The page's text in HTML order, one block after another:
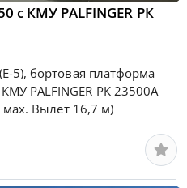
с КМУ PALFINGER РК
5), бортовая платформа
PALFINGER РК 23500А
мах. Вылет 16,7 м)